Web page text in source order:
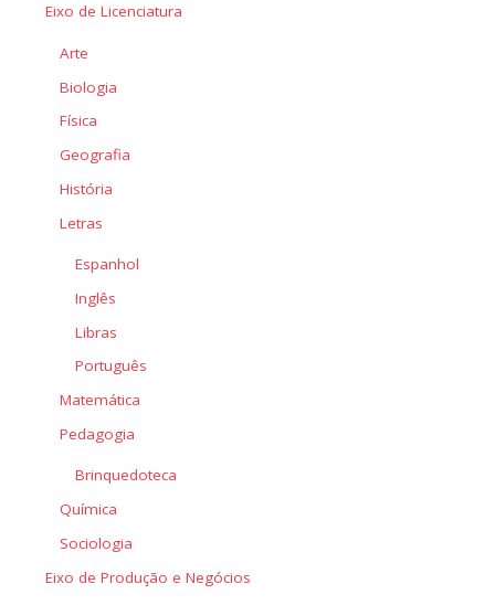
Eixo de Licenciatura
Arte
Biologia
Física
Geografia
História
Letras
Espanhol
Inglês
Libras
Português
Matemática
Pedagogia
Brinquedoteca
Química
Sociologia
Eixo de Produção e Negócios